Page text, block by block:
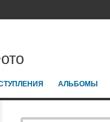
АЛЬБОМЫ